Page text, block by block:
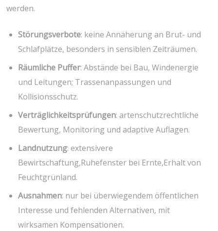
⁤werden.
Störungsverbote: keine Annäherung an ⁣Brut- und
Schlafplätze, besonders in sensiblen Zeiträumen.
Räumliche Puffer: Abstände bei Bau, Windenergie
und Leitungen; Trassenanpassungen und
Kollisionsschutz.
Verträglichkeitsprüfungen: artenschutzrechtliche
Bewertung, Monitoring und ‍adaptive Auflagen.
Landnutzung:‍ extensivere
Bewirtschaftung,Ruhefenster bei Ernte,Erhalt von
Feuchtgrünland.
Ausnahmen: nur bei überwiegendem öffentlichen
Interesse und fehlenden Alternativen, mit
wirksamen Kompensationen.